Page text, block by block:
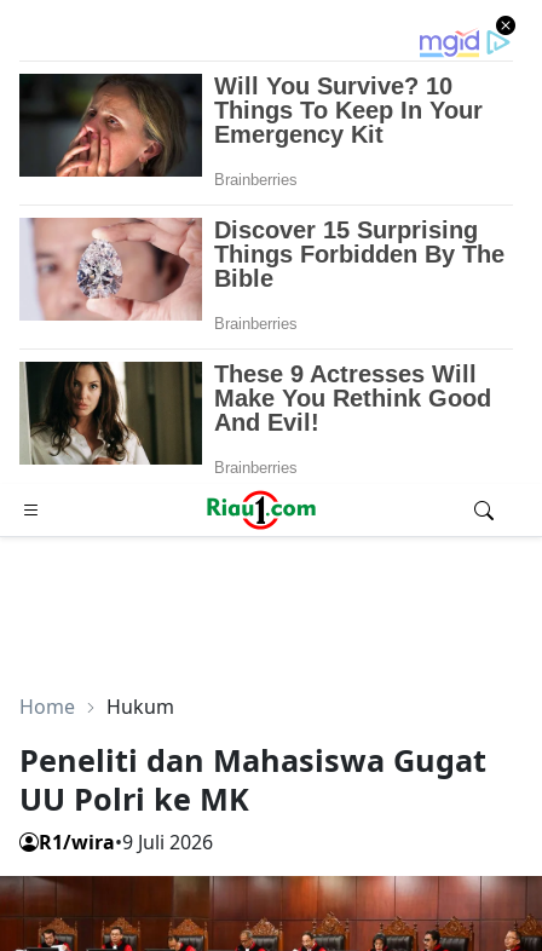
Advertisement
Home Hukum
Peneliti dan Mahasiswa Gugat
UU Polri ke MK
R1/wira•9 Juli 2026